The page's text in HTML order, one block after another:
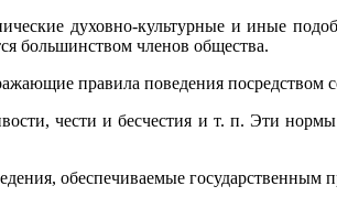
духовно-культурные и иные
большинством членов общества.
правила поведения посредством
чести и бесчестия и т. п. Эти
обеспечиваемые